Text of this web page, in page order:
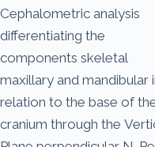
Cephalometric analysis
differentiating the
components skeletal
maxillary and mandibular
relation to the base of
cranium through the